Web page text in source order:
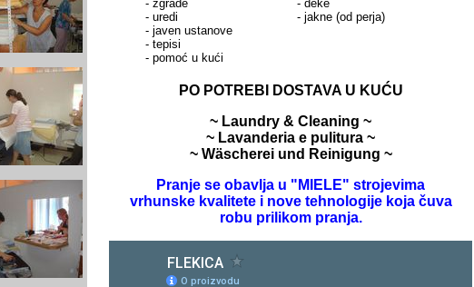
- zgrade
- uredi
- javen ustanove
- tepisi
- pomoć u kući
- deke
- jakne (od perja)
PO POTREBI DOSTAVA U KUĆU
~ Laundry & Cleaning ~
~ Lavanderia e pulitura ~
~ Wäscherei und Reinigung ~
Pranje se obavlja u "MIELE" strojevima
vrhunske kvalitete i nove tehnologije koja čuva
robu prilikom pranja.